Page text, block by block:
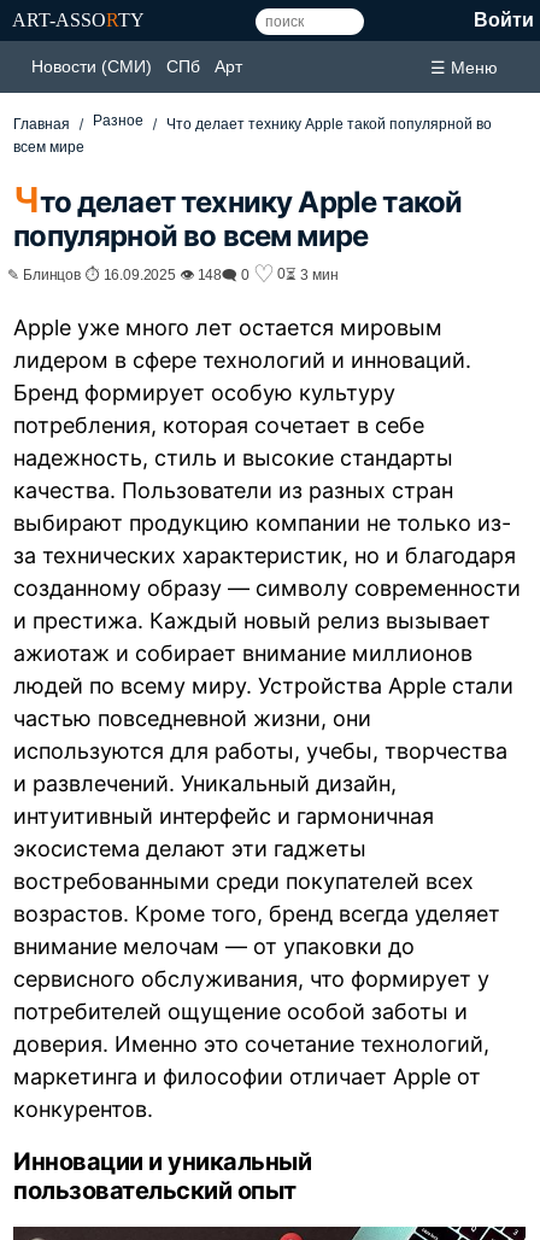
ART-ASSORTY Войти
Новости (СМИ) СПб Арт ☰ Меню
Главная Разное
Что делает технику Apple такой популярной во
всем мире
Что делает технику Apple такой
популярной во всем мире
✎ Блинцов ⏱ 16.09.2025 👁 148🗨 0 ♡ 0⏳ 3 мин
Apple уже много лет остается мировым
лидером в сфере технологий и инноваций.
Бренд формирует особую культуру
потребления, которая сочетает в себе
надежность, стиль и высокие стандарты
качества. Пользователи из разных стран
выбирают продукцию компании не только из-
за технических характеристик, но и благодаря
созданному образу — символу современности
и престижа. Каждый новый релиз вызывает
ажиотаж и собирает внимание миллионов
людей по всему миру. Устройства Apple стали
частью повседневной жизни, они
используются для работы, учебы, творчества
и развлечений. Уникальный дизайн,
интуитивный интерфейс и гармоничная
экосистема делают эти гаджеты
востребованными среди покупателей всех
возрастов. Кроме того, бренд всегда уделяет
внимание мелочам — от упаковки до
сервисного обслуживания, что формирует у
потребителей ощущение особой заботы и
доверия. Именно это сочетание технологий,
маркетинга и философии отличает Apple от
конкурентов.
Инновации и уникальный
пользовательский опыт